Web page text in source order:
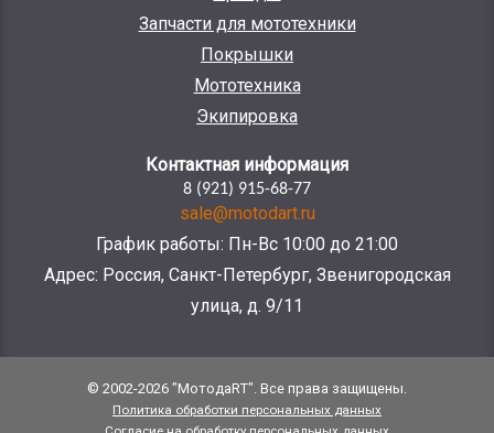
Запчасти для мототехники
Покрышки
Мототехника
Экипировка
Контактная информация
8 (921) 915-68-77
sale@motodart.ru
График работы: Пн-Вс 10:00 до 21:00
Адрес: Россия, Санкт-Петербург, Звенигородская
улица, д. 9/11
© 2002-2026 "МотодаRT". Все права защищены.
Политика обработки персональных данных